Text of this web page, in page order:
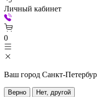
Личный кабинет
0
Ваш город Санкт-
Верно Нет, другой